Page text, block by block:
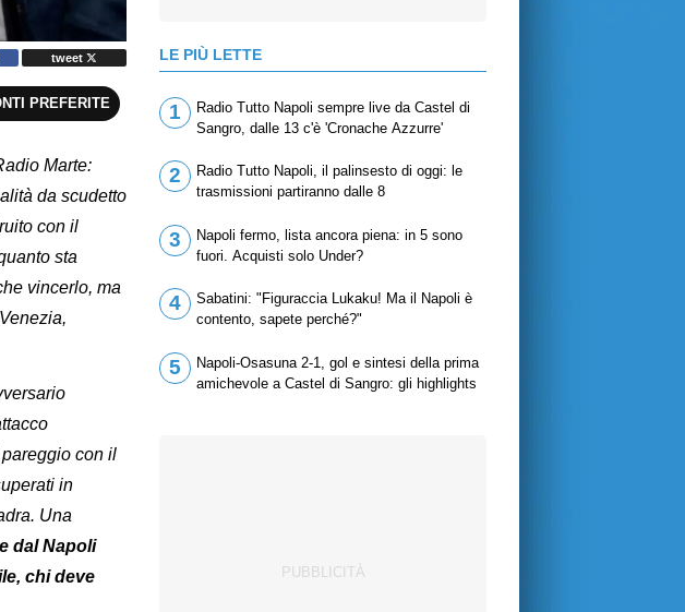
tweet
PREFERITE
Marte:
da scudetto
con il
sta
vincerlo, ma
con il
in
Una
dal Napoli
chi deve
LE PIÙ LETTE
1
Radio Tutto Napoli sempre live da Castel di
Sangro, dalle 13 c'è 'Cronache Azzurre'
2
Radio Tutto Napoli, il palinsesto di oggi: le
trasmissioni partiranno dalle 8
3
Napoli fermo, lista ancora piena: in 5 sono
fuori. Acquisti solo Under?
4
Sabatini: "Figuraccia Lukaku! Ma il Napoli è
contento, sapete perché?"
5
Napoli-Osasuna 2-1, gol e sintesi della prima
amichevole a Castel di Sangro: gli highlights